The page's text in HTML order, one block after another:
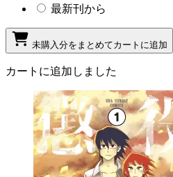
最新刊から
未購入分をまとめてカートに追加
カートに追加しました